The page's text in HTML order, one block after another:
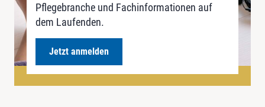
Pflegebranche und Fachinformationen auf
dem Laufenden.
Jetzt anmelden